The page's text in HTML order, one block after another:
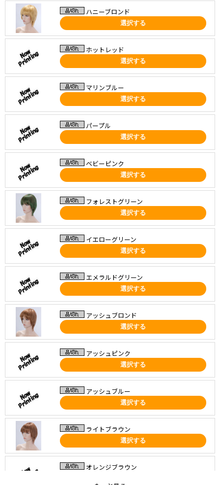
ハニーブロンド
選択する
ホットレッド
選択する
マリンブルー
選択する
パープル
選択する
ベビーピンク
選択する
フォレストグリーン
選択する
イエローグリーン
選択する
エメラルドグリーン
選択する
アッシュブロンド
選択する
アッシュピンク
選択する
アッシュブルー
選択する
ライトブラウン
選択する
オレンジブラウン